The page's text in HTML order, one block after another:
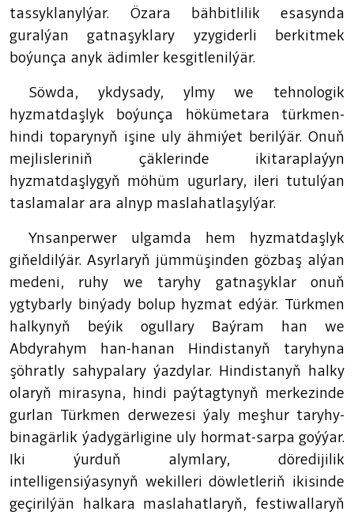
tassyklanylýar. Özara bähbitlilik esasynda
guralýan gatnaşyklary yzygiderli berkitmek
boýunça anyk ädimler kesgitlenilýär.
Söwda, ykdysady, ylmy we tehnologik
hyzmatdaşlyk boýunça hökümetara türkmen-
hindi toparynyň işine uly ähmiýet berilýär. Onuň
mejlisleriniň çäklerinde ikitaraplaýyn
hyzmatdaşlygyň möhüm ugurlary, ileri tutulýan
taslamalar ara alnyp maslahatlaşylýar.
Ynsanperwer ulgamda hem hyzmatdaşlyk
giňeldilýär. Asyrlaryň jümmüşinden gözbaş alýan
medeni, ruhy we taryhy gatnaşyklar onuň
ygtybarly binýady bolup hyzmat edýär. Türkmen
halkynyň beýik ogullary Baýram han we
Abdyrahym han-hanan Hindistanyň taryhyna
şöhratly sahypalary ýazdylar. Hindistanyň halky
olaryň mirasyna, hindi paýtagtynyň merkezinde
gurlan Türkmen derwezesi ýaly meşhur taryhy-
binagärlik ýadygärligine uly hormat-sarpa goýýar.
Iki ýurduň alymlary, döredijilik
intelligensiýasynyň wekilleri döwletleriň ikisinde
geçirilýän halkara maslahatlaryň, festiwallaryň